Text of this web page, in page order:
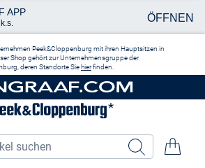
Peek&Cloppenburg mit ihren Hauptsitzen in
Shop gehört zur Unternehmensgruppe der
deren Standorte Sie hierfinden.
APP ÖFFNEN